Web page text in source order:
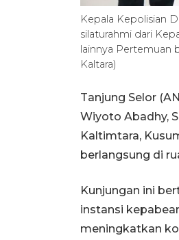
Kepala Kepolisian
silaturahmi dari
lainnya Pertemuan
Kaltara)
Tanjung Selor
Wiyoto Abadhy,
Kaltimtara,
berlangsung di
Kunjungan ini
instansi
meningkatkan